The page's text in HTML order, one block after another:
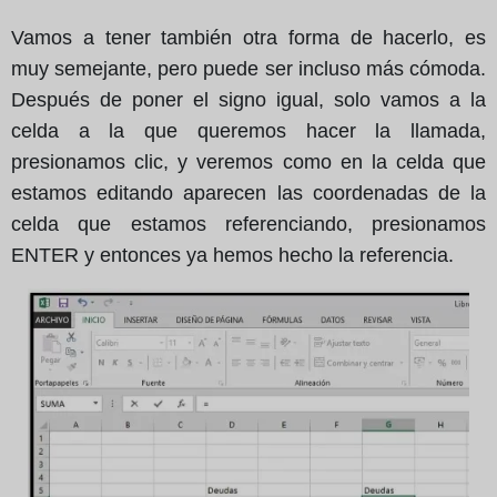
Vamos a tener también otra forma de hacerlo, es
muy semejante, pero puede ser incluso más cómoda.
Después de poner el signo igual, solo vamos a la
celda a la que queremos hacer la llamada,
presionamos clic, y veremos como en la celda que
estamos editando aparecen las coordenadas de la
celda que estamos referenciando, presionamos
ENTER y entonces ya hemos hecho la referencia.